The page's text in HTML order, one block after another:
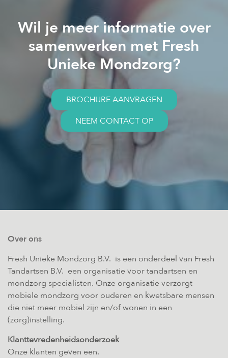
Wil je meer informatie over
samenwerken met Fresh
Unieke Mondzorg?
BROCHURE AANVRAGEN
NEEM CONTACT OP
Over ons
Fresh Unieke Mondzorg B.V. is een onderdeel van Fresh
Tandartsen B.V. een organisatie voor tandartsen en
mondzorg specialisten. Onze organisatie verzorgt
mobiele mondzorg voor ouderen en kwetsbare mensen
die niet meer mobiel zijn en/of wonen in een
(zorg)instelling.
Klanttevredenheidsonderzoek
Onze klanten geven een.